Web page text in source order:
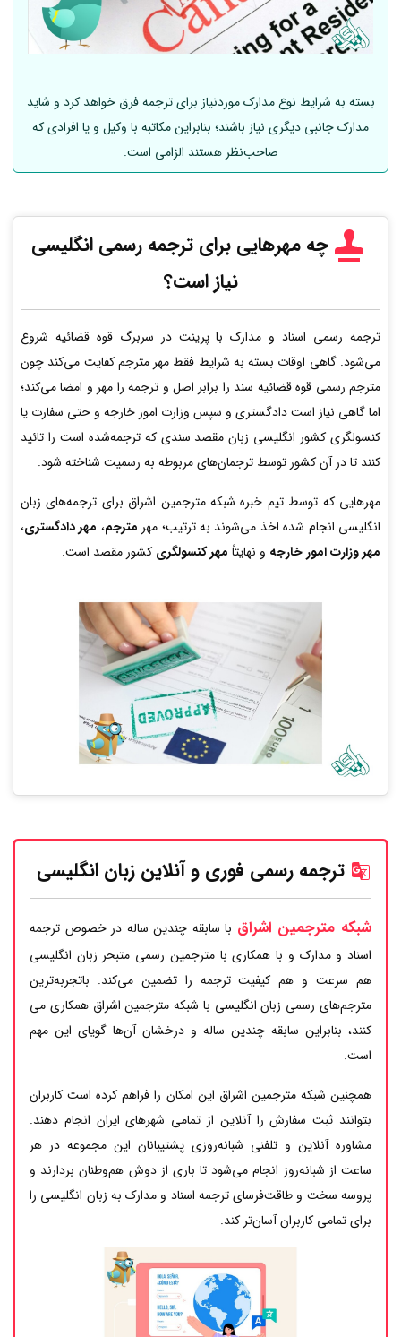
بسته به شرایط نوع مدارک موردنیاز برای ترجمه فرق خواهد کرد و شاید
مدارک جانبی دیگری نیاز باشند؛ بنابراین مکاتبه با وکیل و یا افرادی که
صاحب‌نظر هستند الزامی است.
چه مهرهایی برای ترجمه رسمی انگلیسی
نیاز است؟
ترجمه رسمی اسناد و مدارک با پرینت در سربرگ قوه قضائیه شروع
می‌شود. گاهی اوقات بسته به شرایط فقط مهر مترجم کفایت می‌کند چون
مترجم رسمی قوه قضائیه سند را برابر اصل و ترجمه را مهر و امضا می‌کند؛
اما گاهی نیاز است دادگستری و سپس وزارت امور خارجه و حتی سفارت یا
کنسولگری کشور انگلیسی زبان مقصد سندی که ترجمه‌شده است را تائید
کنند تا در آن کشور توسط ترجمان‌های مربوطه به رسمیت شناخته شود.
مهرهایی که توسط تیم خبره شبکه مترجمین اشراق برای ترجمه‌های زبان
انگلیسی انجام شده اخذ می‌شوند به ترتیب؛ مهر مترجم، مهر دادگستری،
مهر وزارت امور خارجه و نهایتاً مهر کنسولگری کشور مقصد است.
ترجمه رسمی فوری و آنلاین زبان انگلیسی
شبکه مترجمین اشراق با سابقه چندین ساله در خصوص ترجمه
اسناد و مدارک و با همکاری با مترجمین رسمی متبحر زبان انگلیسی
هم سرعت و هم کیفیت ترجمه را تضمین می‌کند. باتجربه‌ترین
مترجم‌های رسمی زبان انگلیسی با شبکه مترجمین اشراق همکاری می
کنند، بنابراین سابقه چندین ساله و درخشان آن‌ها گویای این مهم
است.
همچنین شبکه مترجمین اشراق این امکان را فراهم کرده است کاربران
بتوانند ثبت سفارش را آنلاین از تمامی شهرهای ایران انجام دهند.
مشاوره آنلاین و تلفنی شبانه‌روزی پشتیبانان این مجموعه در هر
ساعت از شبانه‌روز انجام می‌شود تا باری از دوش هم‌وطنان بردارند و
پروسه سخت و طاقت‌فرسای ترجمه اسناد و مدارک به زبان انگلیسی را
برای تمامی کاربران آسان‌تر کند.